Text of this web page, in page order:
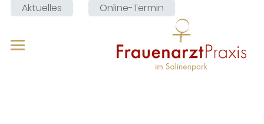
Aktuelles Online-Termin